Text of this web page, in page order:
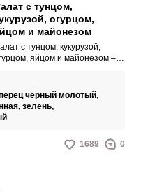
с тунцом,
огурцом,
и майонезом
с тунцом, кукурузой,
яйцом и майонезом –
из питательной
основы из филе
и вареных яиц, ее
чёрный молотый,
зелень,
1689 0